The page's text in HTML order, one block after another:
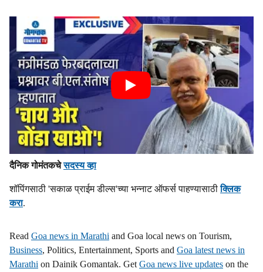
दैनिक गोमंतकचेसदस्य व्हा
शॉपिंगसाठी 'सकाळ प्राईम डील्स'च्या भन्नाट ऑफर्स पाहण्यासाठीक्लिक
करा.
Read Goa news in Marathi and Goa local news on Tourism,
Business, Politics, Entertainment, Sports and Goa latest news in
Marathi on Dainik Gomantak. Get Goa news live updates on the